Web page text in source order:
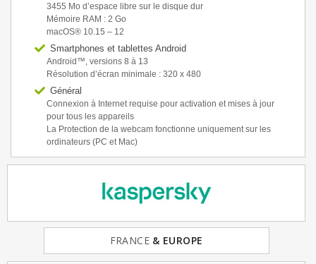
3455 Mo d’espace libre sur le disque dur
Mémoire RAM : 2 Go
macOS® 10.15 – 12
Smartphones et tablettes Android
Android™, versions 8 à 13
Résolution d’écran minimale : 320 x 480
Général
Connexion à Internet requise pour activation et mises à jour
pour tous les appareils
La Protection de la webcam fonctionne uniquement sur les
ordinateurs (PC et Mac)
FRANCE & EUROPE